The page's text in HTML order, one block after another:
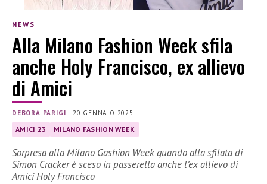
NEWS
Alla Milano Fashion Week sfila
anche Holy Francisco, ex allievo
di Amici
DEBORA PARIGI | 20 GENNAIO 2025
AMICI 23 MILANO FASHION WEEK
Sorpresa alla Milano Gashion Week quando alla sfilata di
Simon Cracker è sceso in passerella anche l’ex allievo di
Amici Holy Francisco